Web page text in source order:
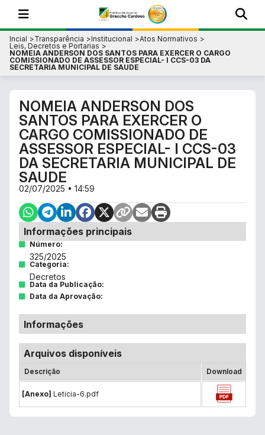
Incial Transparência Institucional
Atos Normativos
Leis, Decretos e Portarias
NOMEIA ANDERSON DOS SANTOS PARA EXERCER O CARGO
COMISSIONADO DE ASSESSOR ESPECIAL- I CCS-03 DA
SECRETARIA MUNICIPAL DE SAUDE
NOMEIA ANDERSON DOS
SANTOS PARA EXERCER O
CARGO COMISSIONADO DE
ASSESSOR ESPECIAL- I CCS-03
DA SECRETARIA MUNICIPAL DE
SAUDE
02/07/2025 • 14:59
Informações principais
Número:
325/2025
Categoria:
Decretos
Data da Publicação:
Data da Aprovação:
Informações
Arquivos disponíveis
Descrição Download
[Anexo] Leticia-6.pdf